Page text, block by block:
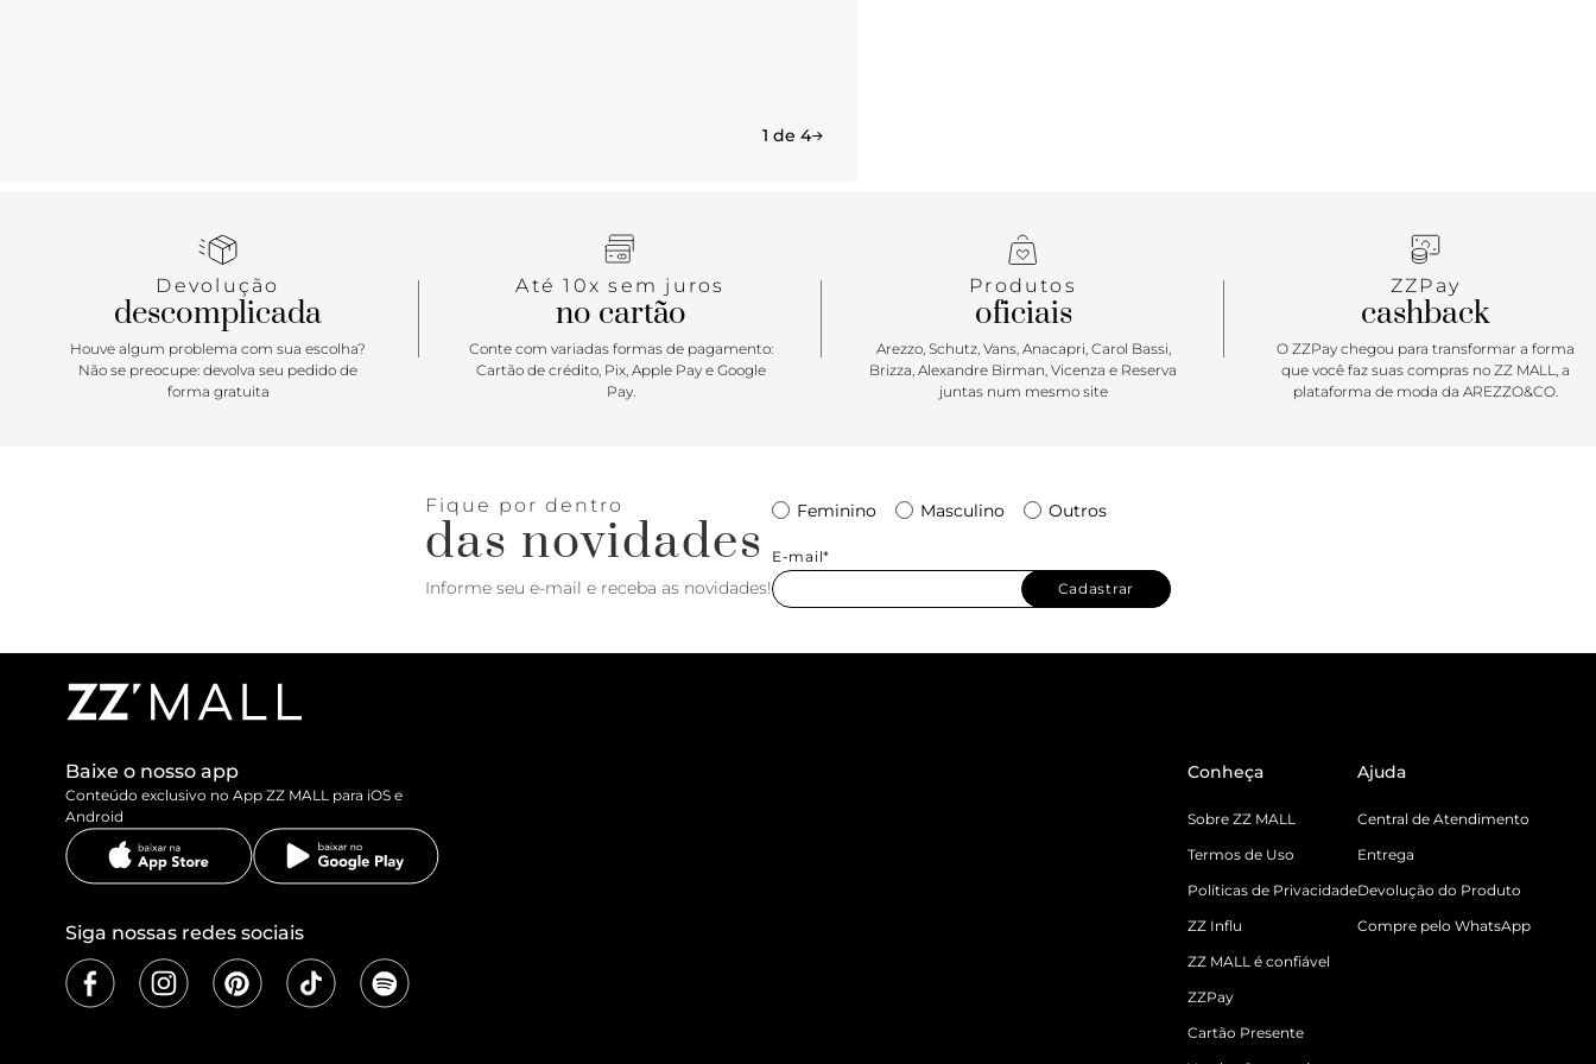
1 de 4
Devolução
descomplicada
Houve algum problema com sua escolha?
Não se preocupe: devolva seu pedido de
forma gratuita
Até 10x sem juros
no cartão
Conte com variadas formas de pagamento:
Cartão de crédito, Pix, Apple Pay e Google
Pay.
Produtos
oficiais
Arezzo, Schutz, Vans, Anacapri, Carol Bassi,
Brizza, Alexandre Birman, Vicenza e Reserva
juntas num mesmo site
ZZPay
cashback
O ZZPay chegou para transformar a forma
que você faz suas compras no ZZ MALL, a
plataforma de moda da AREZZO&CO.
Fique por dentro
das novidades
Informe seu e-mail e receba as novidades!
Feminino Masculino Outros
E-mail*
Cadastrar
Baixe o nosso app
Conteúdo exclusivo no App ZZ MALL para iOS e
Android
Siga nossas redes sociais
Conheça
Sobre ZZ MALL
Termos de Uso
Políticas de Privacidade
ZZ Influ
ZZ MALL é confiável
ZZPay
Cartão Presente
Ajuda
Central de Atendimento
Entrega
Devolução do Produto
Compre pelo WhatsApp